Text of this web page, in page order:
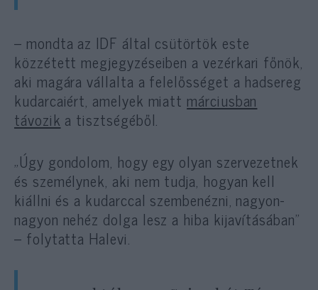
– mondta az IDF által csütörtök este
közzétett megjegyzéseiben a vezérkari főnök,
aki magára vállalta a felelősséget a hadsereg
kudarcaiért, amelyek miatt márciusban
távozik a tisztségéből.
„Úgy gondolom, hogy egy olyan szervezetnek
és személynek, aki nem tudja, hogyan kell
kiállni és a kudarccal szembenézni, nagyon-
nagyon nehéz dolga lesz a hiba kijavításában”
– folytatta Halevi.